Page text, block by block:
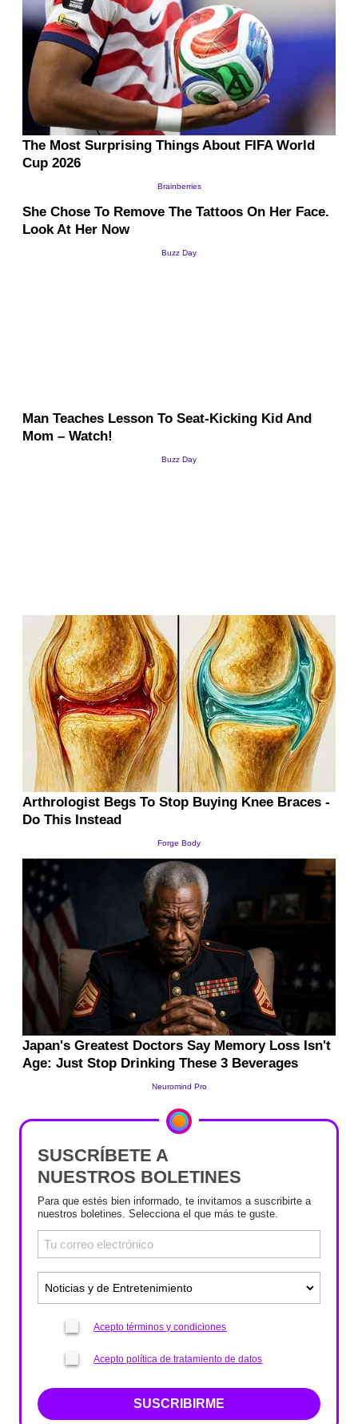
SUSCRÍBETE A
NUESTROS BOLETINES
Para que estés bien informado, te invitamos a suscribirte a
nuestros boletines. Selecciona el que más te guste.
Acepto términos y condiciones
Acepto política de tratamiento de datos
SUSCRIBIRME